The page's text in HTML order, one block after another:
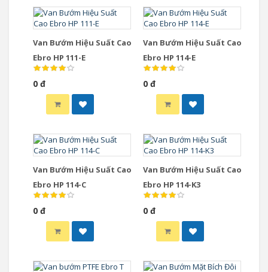
Van Bướm Hiệu Suất Cao
Ebro HP 111-E
0 đ
Van Bướm Hiệu Suất Cao
Ebro HP 114-E
0 đ
Van Bướm Hiệu Suất Cao
Ebro HP 114-C
0 đ
Van Bướm Hiệu Suất Cao
Ebro HP 114-K3
0 đ